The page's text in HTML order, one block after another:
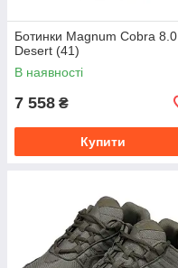
Ботинки Magnum Cobra 8.0
Desert (41)
В наявності
7 558 ₴
Купити